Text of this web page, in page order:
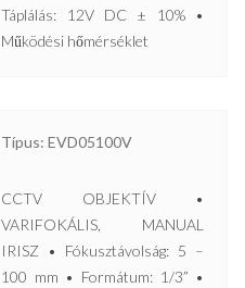
Táplálás: 12V DC ± 10% •
Működési hőmérséklet
Típus: EVD05100V
CCTV OBJEKTÍV •
VARIFOKÁLIS, MANUAL
IRISZ • Fókusztávolság: 5 –
100 mm • Formátum: 1/3” •